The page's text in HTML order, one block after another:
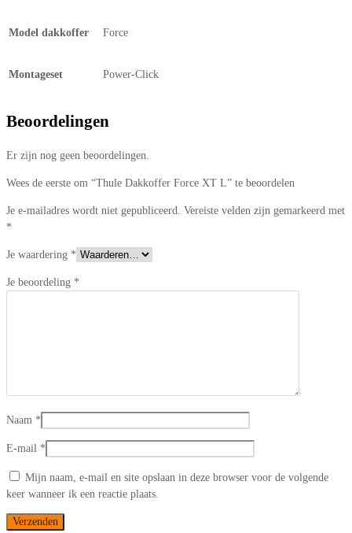
Model dakkoffer Force
Montageset Power-Click
Beoordelingen
Er zijn nog geen beoordelingen.
Wees de eerste om “Thule Dakkoffer Force XT L” te beoordelen
Je e-mailadres wordt niet gepubliceerd. Vereiste velden zijn gemarkeerd met
*
Je waardering *
Je beoordeling *
Naam *
E-mail *
Mijn naam, e-mail en site opslaan in deze browser voor de volgende
keer wanneer ik een reactie plaats.